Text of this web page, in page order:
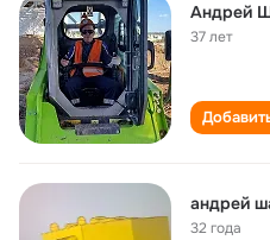
Андрей
37 лет
андрей
32 года